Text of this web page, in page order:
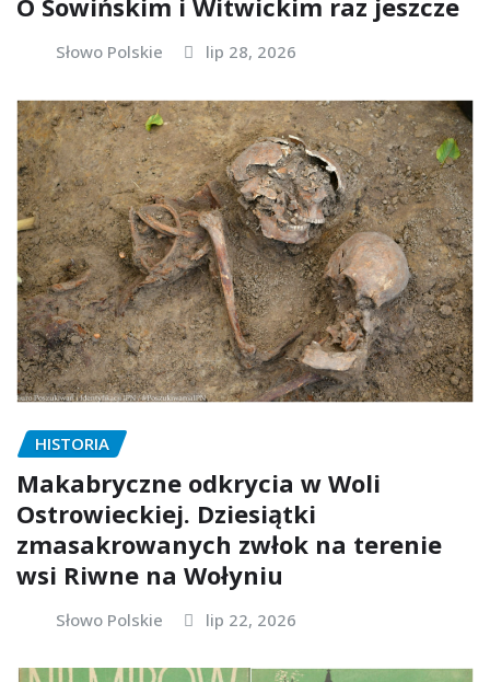
Słowo Polskie lip 28, 2026
HISTORIA
Makabryczne odkrycia w Woli
Ostrowieckiej. Dziesiątki
zmasakrowanych zwłok na terenie
wsi Riwne na Wołyniu
Słowo Polskie lip 22, 2026